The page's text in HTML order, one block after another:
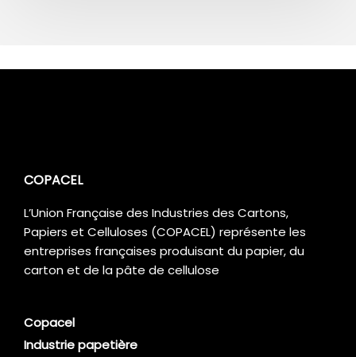
COPACEL
L’Union Française des Industries des Cartons,
Papiers et Celluloses (COPACEL) représente les
entreprises françaises produisant du papier, du
carton et de la pâte de cellulose
Copacel
Industrie papetière